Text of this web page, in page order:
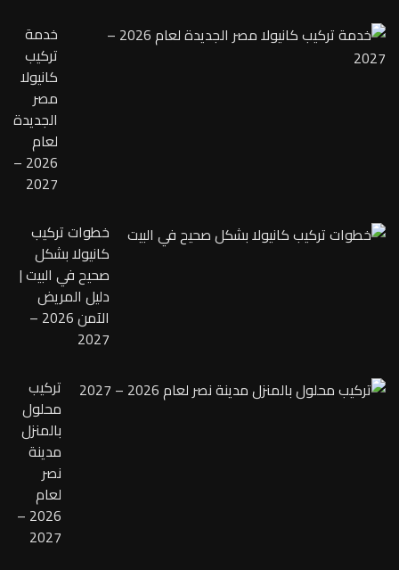
خدمة
تركيب
كانيولا
مصر
الجديدة
لعام
2026 –
2027
خطوات تركيب
كانيولا بشكل
صحيح في البيت |
دليل المريض
الآمن 2026 –
2027
تركيب
محلول
بالمنزل
مدينة
نصر
لعام
2026 –
2027